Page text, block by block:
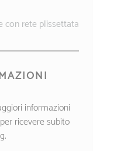
con rete plissettata
informazioni
ricevere subito